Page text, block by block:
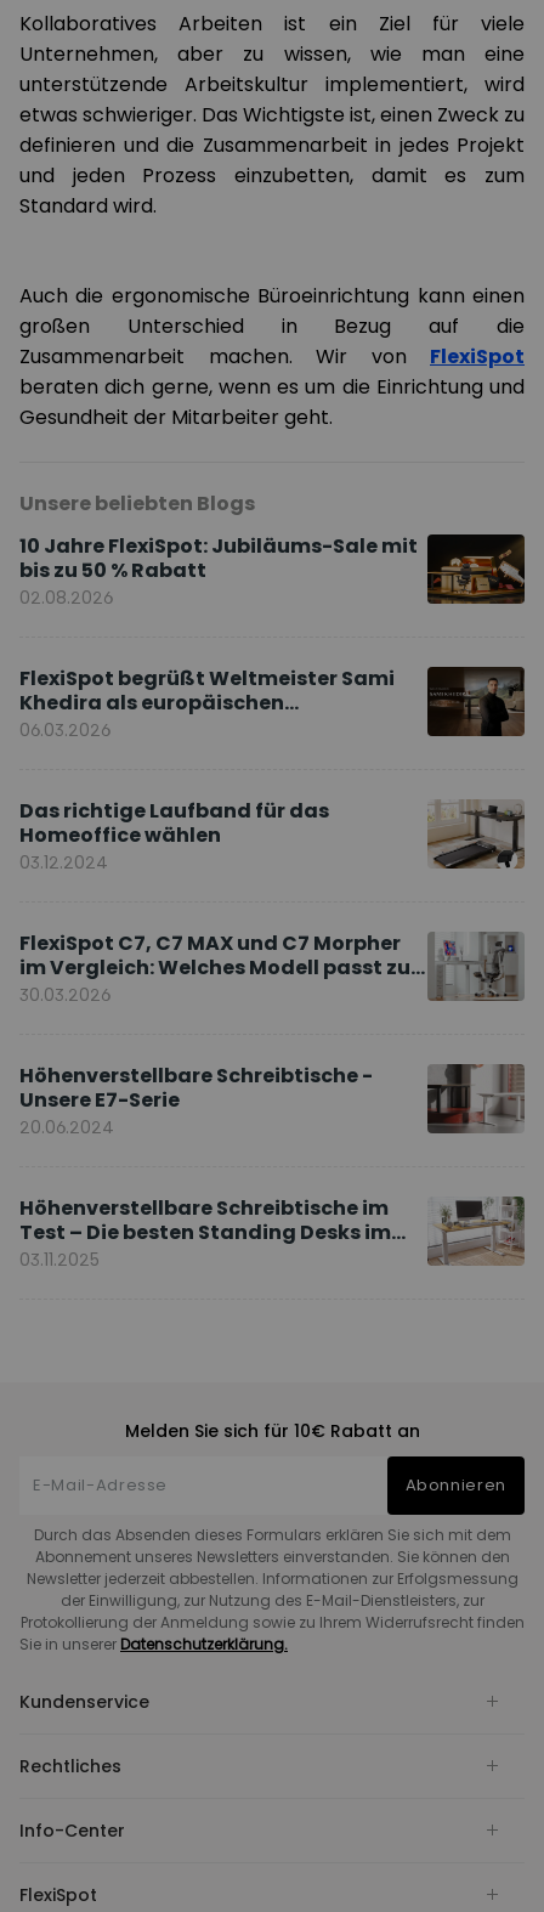
Kollaboratives Arbeiten ist ein Ziel für viele
Unternehmen, aber zu wissen, wie man eine
unterstützende Arbeitskultur implementiert, wird
etwas schwieriger. Das Wichtigste ist, einen Zweck zu
definieren und die Zusammenarbeit in jedes Projekt
und jeden Prozess einzubetten, damit es zum
Standard wird.
Auch die ergonomische Büroeinrichtung kann einen
großen Unterschied in Bezug auf die
Zusammenarbeit machen. Wir von FlexiSpot
beraten dich gerne, wenn es um die Einrichtung und
Gesundheit der Mitarbeiter geht.
Unsere beliebten Blogs
10 Jahre FlexiSpot: Jubiläums-Sale mit
bis zu 50 % Rabatt
02.08.2026
FlexiSpot begrüßt Weltmeister Sami
Khedira als europäischen
Markenbotschafter
06.03.2026
Das richtige Laufband für das
Homeoffice wählen
03.12.2024
FlexiSpot C7, C7 MAX und C7 Morpher
im Vergleich: Welches Modell passt zu
Ihnen?
30.03.2026
Höhenverstellbare Schreibtische -
Unsere E7-Serie
20.06.2024
Höhenverstellbare Schreibtische im
Test – Die besten Standing Desks im
Vergleich
03.11.2025
Melden Sie sich für 10€ Rabatt an
Abonnieren
Durch das Absenden dieses Formulars erklären Sie sich mit dem
Abonnement unseres Newsletters einverstanden. Sie können den
Newsletter jederzeit abbestellen. Informationen zur Erfolgsmessung
der Einwilligung, zur Nutzung des E-Mail-Dienstleisters, zur
Protokollierung der Anmeldung sowie zu Ihrem Widerrufsrecht finden
Sie in unserer Datenschutzerklärung.
Kundenservice
Rechtliches
Info-Center
FlexiSpot